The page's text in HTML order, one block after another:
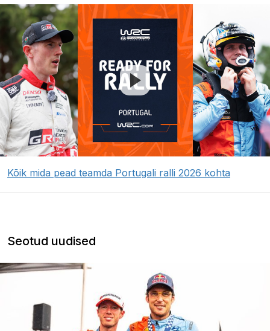
Kõik mida pead teamda Portugali ralli 2026 kohta
Seotud uudised